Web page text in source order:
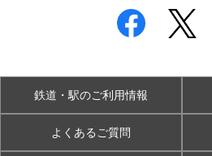
鉄道・駅のご利用情報
よくあるご質問